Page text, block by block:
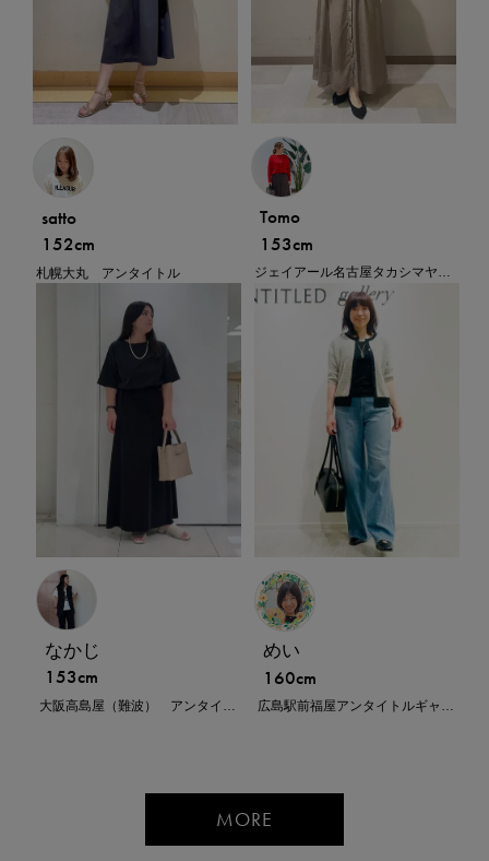
satto
152cm
札幌大丸 アンタイトル
Tomo
153cm
ジェイアール名古屋タカシマヤ アンタイトル トール＆ラージ
なかじ
153cm
めい
160cm
広島駅前福屋アンタイトルギャラリー
MORE